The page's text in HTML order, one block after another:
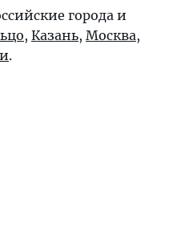
города и
, Казань, Москва,
.